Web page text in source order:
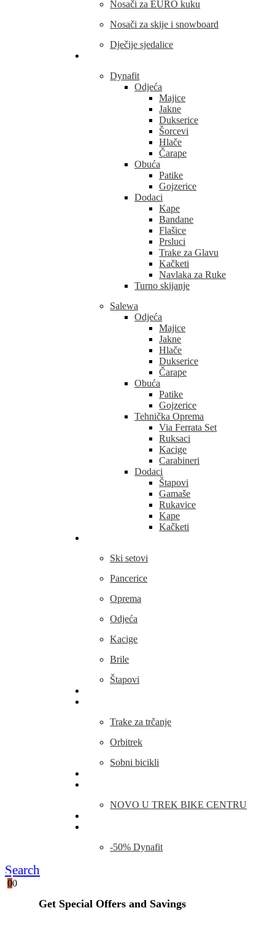
Nosači za EURO kuku
Nosači za skije i snowboard
Dječije sjedalice
Dynafit
Odjeća
Majice
Jakne
Dukserice
Šorcevi
Hlače
Čarape
Obuća
Patike
Gojzerice
Dodaci
Kape
Bandane
Flašice
Prsluci
Trake za Glavu
Kačketi
Navlaka za Ruke
Turno skijanje
Salewa
Odjeća
Majice
Jakne
Hlače
Dukserice
Čarape
Obuća
Patike
Gojzerice
Tehnička Oprema
Via Ferrata Set
Ruksaci
Kacige
Carabineri
Dodaci
Štapovi
Gamaše
Rukavice
Kape
Kačketi
Ski setovi
Pancerice
Oprema
Odjeća
Kacige
Brile
Štapovi
Trake za trčanje
Orbitrek
Sobni bicikli
NOVO U TREK BIKE CENTRU
-50% Dynafit
Search
00
Get Special Offers and Savings